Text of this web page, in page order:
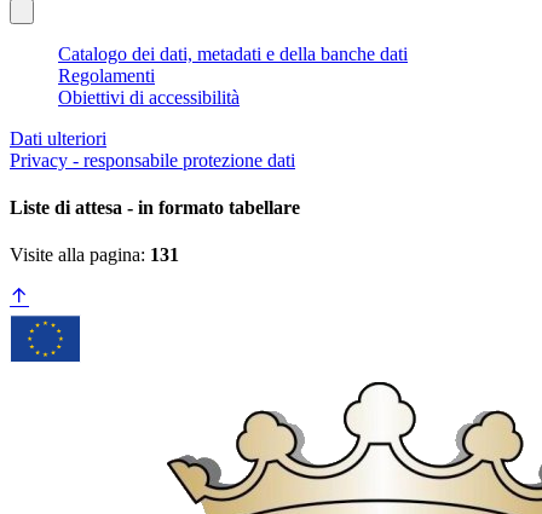
Catalogo dei dati, metadati e della banche dati
Regolamenti
Obiettivi di accessibilità
Dati ulteriori
Privacy - responsabile protezione dati
Liste di attesa - in formato tabellare
Visite alla pagina: 131